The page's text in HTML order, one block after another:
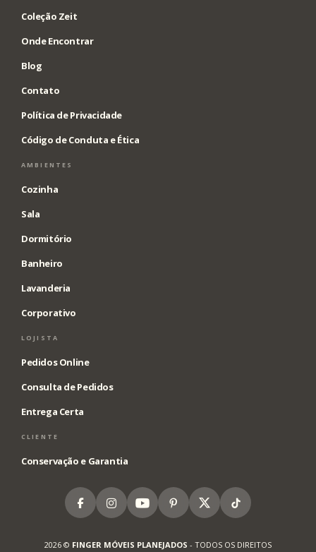
Coleção Zeit
Onde Encontrar
Blog
Contato
Política de Privacidade
Código de Conduta e Ética
AMBIENTES
Cozinha
Sala
Dormitório
Banheiro
Lavanderia
Corporativo
LOJISTA
Pedidos Online
Consulta de Pedidos
Entrega Certa
CLIENTE
Conservação e Garantia
FacebookInstagramYoutubePinterest
X Tiktok
2026 © FINGER MÓVEIS PLANEJADOS - TODOS OS DIREITOS